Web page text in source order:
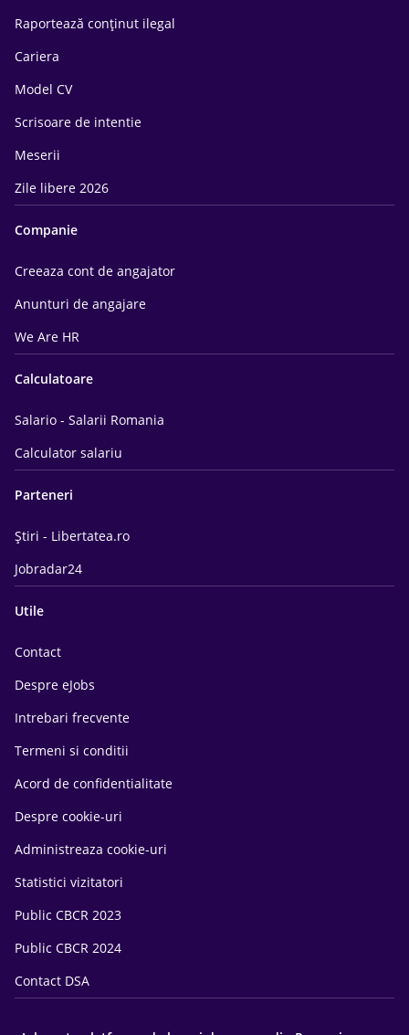
Raportează conținut ilegal
Cariera
Model CV
Scrisoare de intentie
Meserii
Zile libere 2026
Companie
Creeaza cont de angajator
Anunturi de angajare
We Are HR
Calculatoare
Salario - Salarii Romania
Calculator salariu
Parteneri
Știri - Libertatea.ro
Jobradar24
Utile
Contact
Despre eJobs
Intrebari frecvente
Termeni si conditii
Acord de confidentialitate
Despre cookie-uri
Administreaza cookie-uri
Statistici vizitatori
Public CBCR 2023
Public CBCR 2024
Contact DSA